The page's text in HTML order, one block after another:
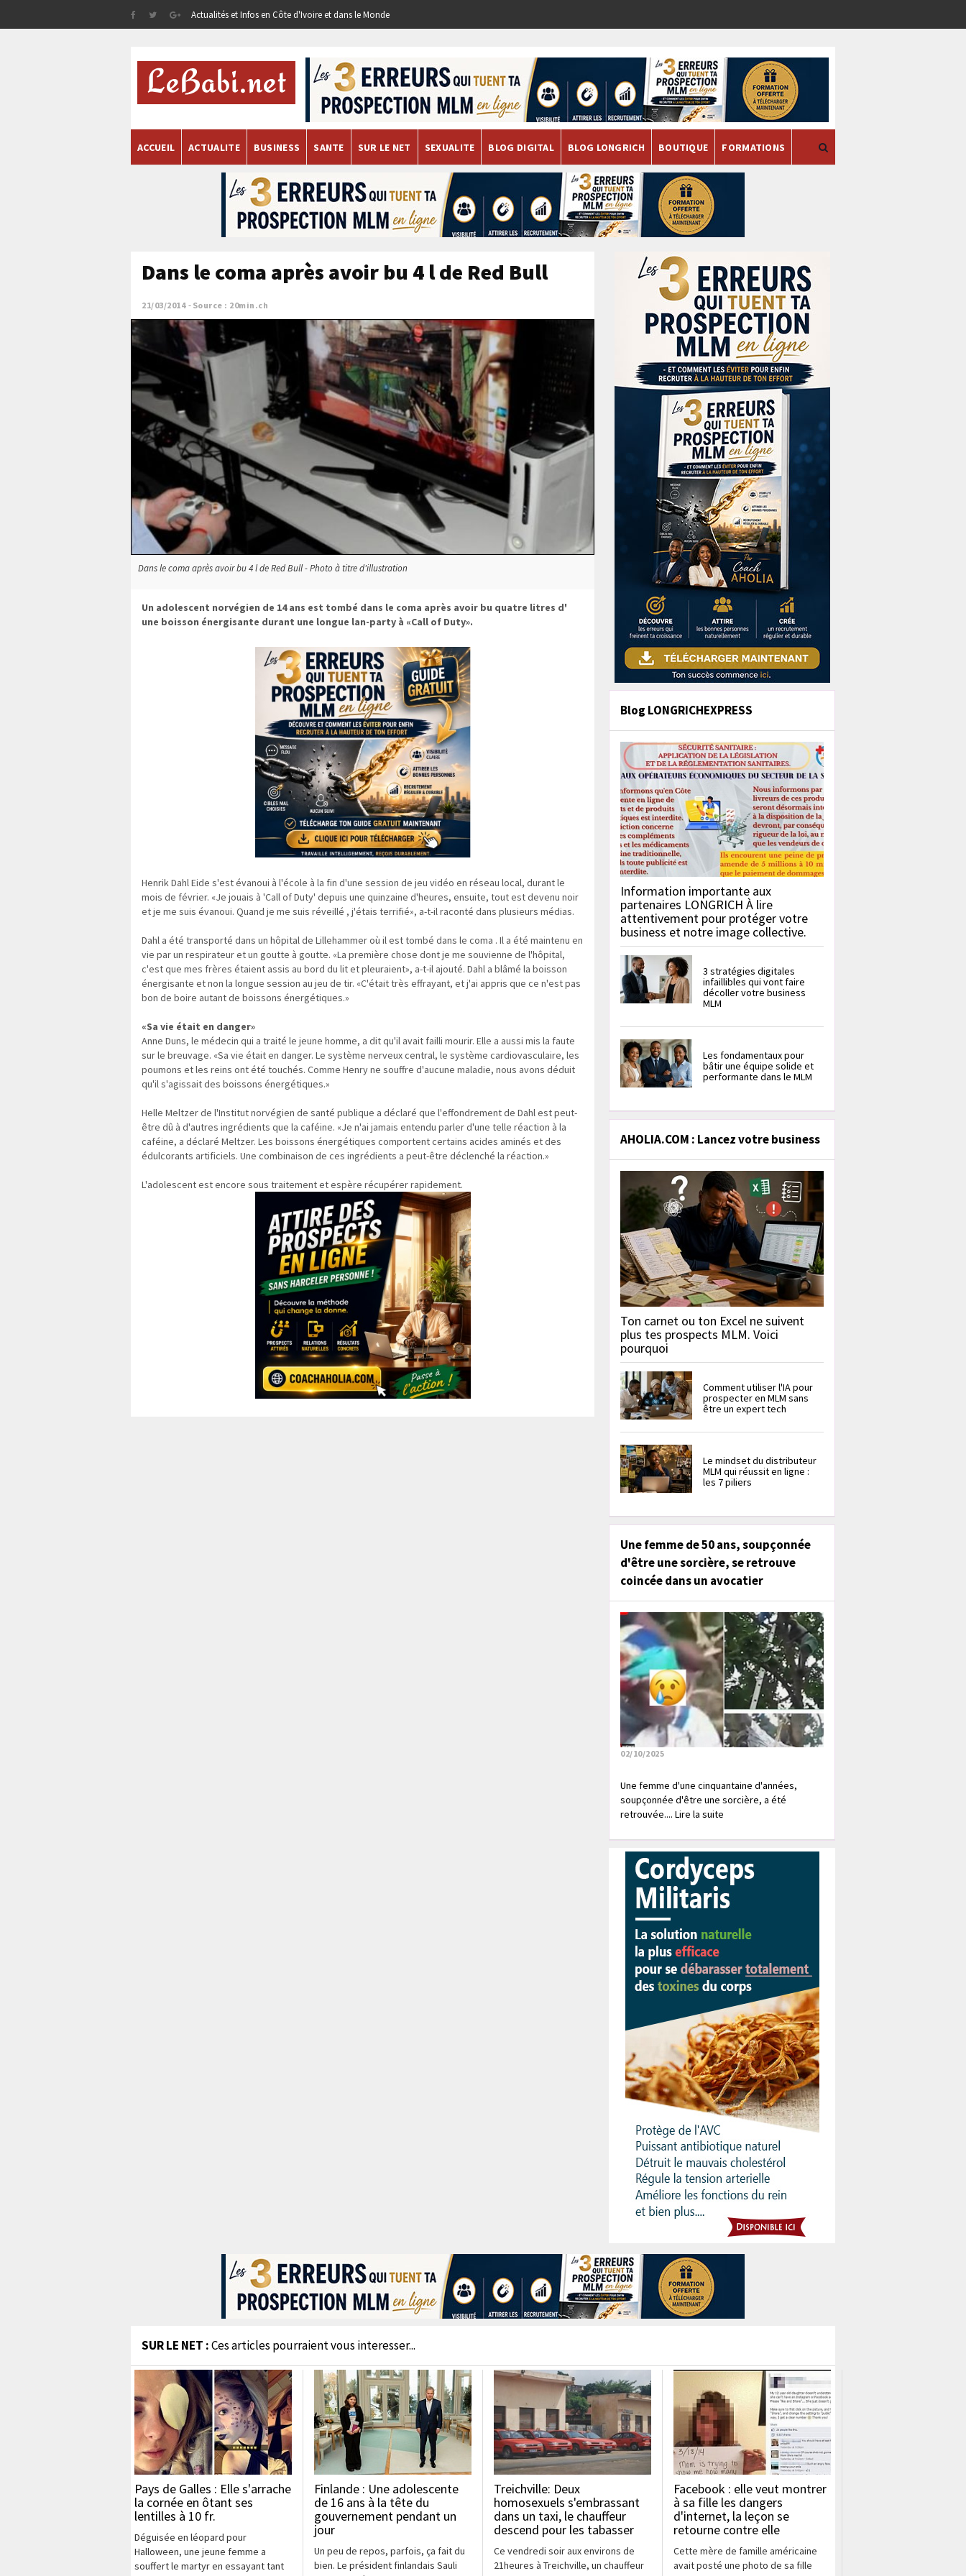
Actualités et Infos en Côte d'Ivoire et dans le Monde
ACCUEIL ACTUALITE BUSINESS SANTE SUR LE NET SEXUALITE BLOG DIGITAL BLOG LONGRICH BOUTIQUE FORMATIONS
Dans le coma après avoir bu 4 l de Red Bull
21/03/2014 Source : 20min.ch
Dans le coma après avoir bu 4 l de Red Bull - Photo à titre d'illustration
Un adolescent norvégien de 14 ans est tombé dans le coma après avoir bu quatre litres d'
une boisson énergisante durant une longue lan-party à «Call of Duty».
Henrik Dahl Eide s'est évanoui à l'école à la fin d'une session de jeu vidéo en réseau local, durant le
mois de février. «Je jouais à 'Call of Duty' depuis une quinzaine d'heures, ensuite, tout est devenu noir
et je me suis évanoui. Quand je me suis réveillé , j'étais terrifié», a-t-il raconté dans plusieurs médias.
Dahl a été transporté dans un hôpital de Lillehammer où il est tombé dans le coma . Il a été maintenu en
vie par un respirateur et un goutte à goutte. «La première chose dont je me souvienne de l'hôpital,
c'est que mes frères étaient assis au bord du lit et pleuraient», a-t-il ajouté. Dahl a blâmé la boisson
énergisante et non la longue session au jeu de tir. «C'était très effrayant, et j'ai appris que ce n'est pas
bon de boire autant de boissons énergétiques.»
«Sa vie était en danger»
Anne Duns, le médecin qui a traité le jeune homme, a dit qu'il avait failli mourir. Elle a aussi mis la faute
sur le breuvage. «Sa vie était en danger. Le système nerveux central, le système cardiovasculaire, les
poumons et les reins ont été touchés. Comme Henry ne souffre d'aucune maladie, nous avons déduit
qu'il s'agissait des boissons énergétiques.»
Helle Meltzer de l'Institut norvégien de santé publique a déclaré que l'effondrement de Dahl est peut-
être dû à d'autres ingrédients que la caféine. «Je n'ai jamais entendu parler d'une telle réaction à la
caféine, a déclaré Meltzer. Les boissons énergétiques comportent certains acides aminés et des
édulcorants artificiels. Une combinaison de ces ingrédients a peut-être déclenché la réaction.»
L'adolescent est encore sous traitement et espère récupérer rapidement.
Blog LONGRICHEXPRESS
Information importante aux
partenaires LONGRICH À lire
attentivement pour protéger votre
business et notre image collective.
3 stratégies digitales
infaillibles qui vont faire
décoller votre business
MLM
Les fondamentaux pour
bâtir une équipe solide et
performante dans le MLM
AHOLIA.COM : Lancez votre business
Ton carnet ou ton Excel ne suivent
plus tes prospects MLM. Voici
pourquoi
Comment utiliser l'IA pour
prospecter en MLM sans
être un expert tech
Le mindset du distributeur
MLM qui réussit en ligne :
les 7 piliers
Une femme de 50 ans, soupçonnée
d'être une sorcière, se retrouve
coincée dans un avocatier
02/10/2025
Une femme d'une cinquantaine d'années,
soupçonnée d'être une sorcière, a été
retrouvée.... Lire la suite
SUR LE NET :Ces articles pourraient vous interesser...
Pays de Galles : Elle s'arrache
la cornée en ôtant ses
lentilles à 10 fr.
Déguisée en léopard pour
Halloween, une jeune femme a
souffert le martyr en essayant tant
Finlande : Une adolescente
de 16 ans à la tête du
gouvernement pendant un
jour
Un peu de repos, parfois, ça fait du
bien. Le président finlandais Sauli
Treichville: Deux
homosexuels s'embrassant
dans un taxi, le chauffeur
descend pour les tabasser
Ce vendredi soir aux environs de
21heures à Treichville, un chauffeur
Facebook : elle veut montrer
à sa fille les dangers
d'internet, la leçon se
retourne contre elle
Cette mère de famille américaine
avait posté une photo de sa fille